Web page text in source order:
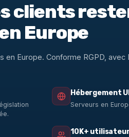
clients
Europe
en Europe. Conforme RGPD, avec
Hébergement
Serveurs en
10K+